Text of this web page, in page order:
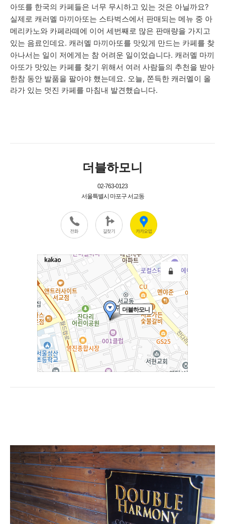
아또를 한국의 카페들은 너무 무시하고 있는 것은 아닐까요?
실제로 캐러멜 마끼아또는 스타벅스에서 판매되는 메뉴 중 아
메리카노와 카페라떼에 이어 세번째로 많은 판매량을 가지고
있는 음료인데요. 캐러멜 마끼아또를 맛있게 만드는 카페를 찾
아나서는 일이 저에게는 참 어려운 일이었습니다. 캐러멜 마끼
아또가 맛있는 카페를 찾기 위해서 여러 사람들의 추천을 받아
한참 동안 발품을 팔아야 했는데요. 오늘, 쫀득한 캐러멜이 올
라가 있는 멋진 카페를 마침내 발견했습니다.